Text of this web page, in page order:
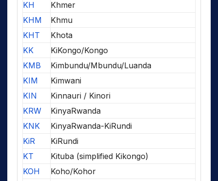
KH
Khmer
KHM
Khmu
KHT
Khota
KK
KiKongo/Kongo
KMB
Kimbundu/Mbundu/Luanda
KIM
Kimwani
KIN
Kinnauri / Kinori
KRW
KinyaRwanda
KNK
KinyaRwanda-KiRundi
KiR
KiRundi
KT
Kituba (simplified Kikongo)
KOH
Koho/Kohor